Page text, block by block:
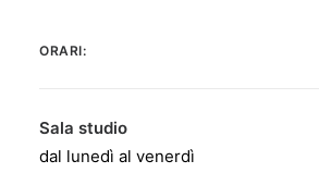
ORARI:
Sala studio
dal lunedì al venerdì